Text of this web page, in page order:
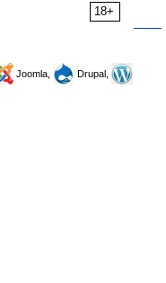
18+
Joomla,
Drupal,